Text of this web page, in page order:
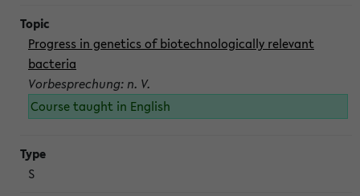
Progress in genetics of biotechnologically relevant
bacteria
Vorbesprechung: n. V.
Course taught in English
S